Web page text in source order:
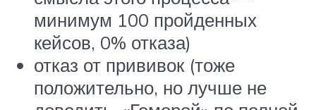
минимум 100 пройденных
кейсов, 0% отказа)
отказ от прививок (тоже
положительно, но лучше не